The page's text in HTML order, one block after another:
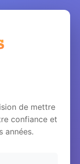
de mettre
confiance et
années.